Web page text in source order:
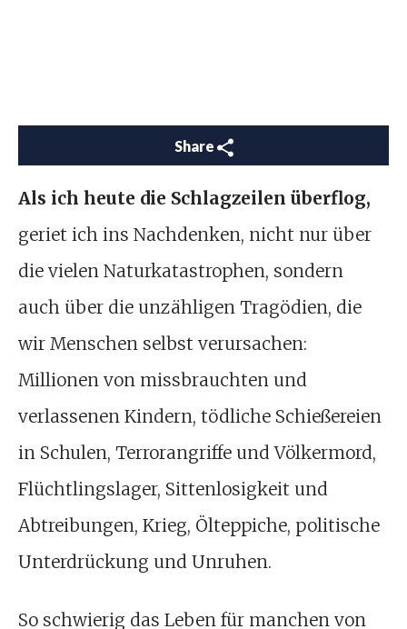
Share
Als ich heute die Schlagzeilen überflog,
geriet ich ins Nachdenken, nicht nur über
die vielen Naturkatastrophen, sondern
auch über die unzähligen Tragödien, die
wir Menschen selbst verursachen:
Millionen von missbrauchten und
verlassenen Kindern, tödliche Schießereien
in Schulen, Terrorangriffe und Völkermord,
Flüchtlingslager, Sittenlosigkeit und
Abtreibungen, Krieg, Ölteppiche, politische
Unterdrückung und Unruhen.
So schwierig das Leben für manchen von